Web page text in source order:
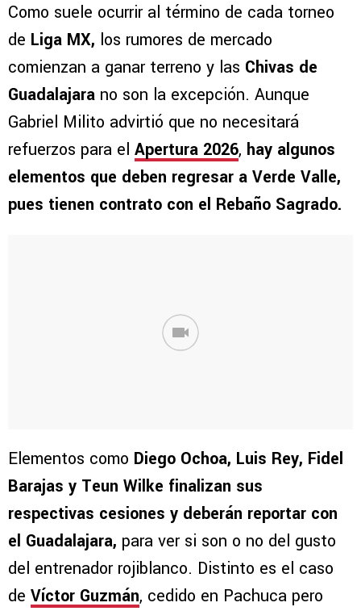
Como suele ocurrir al término de cada torneo
de Liga MX, los rumores de mercado
comienzan a ganar terreno y las Chivas de
Guadalajara no son la excepción. Aunque
Gabriel Milito advirtió que no necesitará
refuerzos para el Apertura 2026, hay algunos
elementos que deben regresar a Verde Valle,
pues tienen contrato con el Rebaño Sagrado.
Elementos como Diego Ochoa, Luis Rey, Fidel
Barajas y Teun Wilke finalizan sus
respectivas cesiones y deberán reportar con
el Guadalajara, para ver si son o no del gusto
del entrenador rojiblanco. Distinto es el caso
de Víctor Guzmán, cedido en Pachuca pero